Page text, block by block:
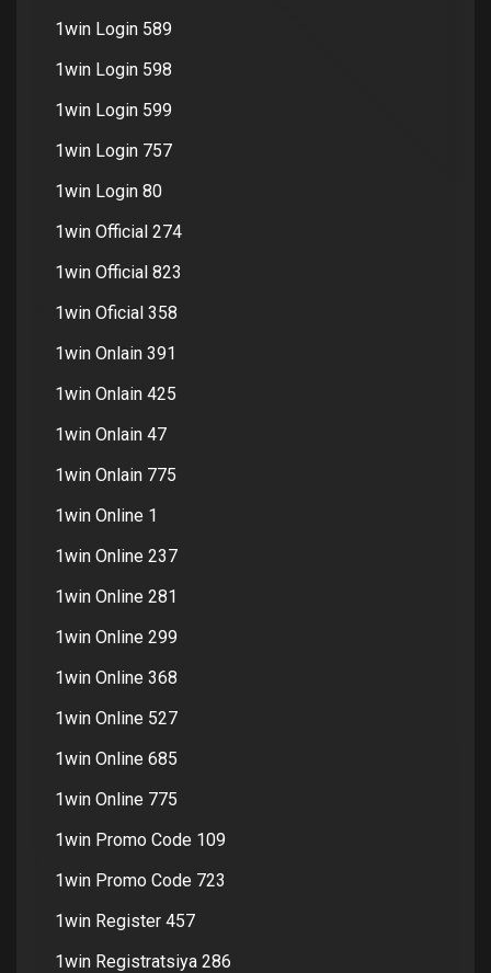
1win Login 589
1win Login 598
1win Login 599
1win Login 757
1win Login 80
1win Official 274
1win Official 823
1win Oficial 358
1win Onlain 391
1win Onlain 425
1win Onlain 47
1win Onlain 775
1win Online 1
1win Online 237
1win Online 281
1win Online 299
1win Online 368
1win Online 527
1win Online 685
1win Online 775
1win Promo Code 109
1win Promo Code 723
1win Register 457
1win Registratsiya 286